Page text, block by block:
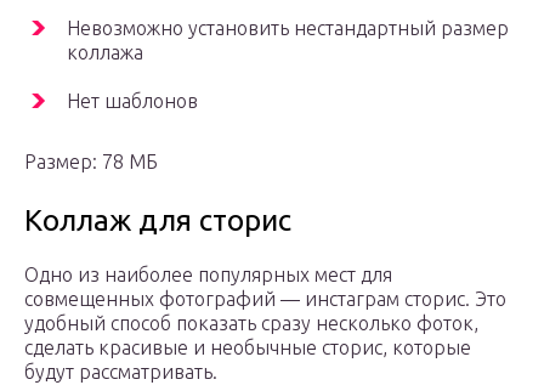
Невозможно установить нестандартный размер
коллажа
Нет шаблонов
Размер: 78 МБ
Коллаж для сторис
Одно из наиболее популярных мест для
совмещенных фотографий — инстаграм сторис. Это
удобный способ показать сразу несколько фоток,
сделать красивые и необычные сторис, которые
будут рассматривать.